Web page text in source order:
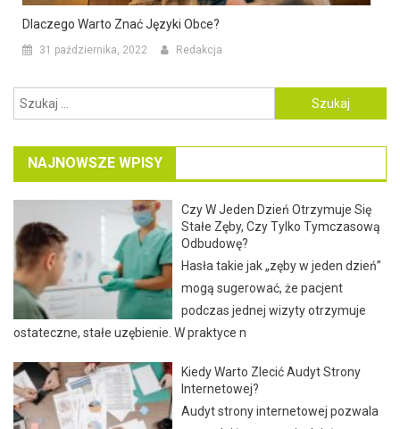
Dlaczego Warto Znać Języki Obce?
31 października, 2022 Redakcja
Szukaj:
NAJNOWSZE WPISY
Czy W Jeden Dzień Otrzymuje Się
Stałe Zęby, Czy Tylko Tymczasową
Odbudowę?
Hasła takie jak „zęby w jeden dzień”
mogą sugerować, że pacjent
podczas jednej wizyty otrzymuje
ostateczne, stałe uzębienie. W praktyce n
Kiedy Warto Zlecić Audyt Strony
Internetowej?
Audyt strony internetowej pozwala